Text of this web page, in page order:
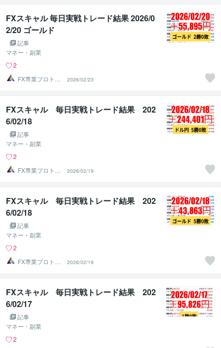
FXスキャル 毎日実戦トレード結果 2026/0
2/20 ゴールド
記事
マネー・副業
2
FX専業プロトレ
ーダーのAチーム
2026/02/23
FXスキャル 毎日実戦トレード結果 202
6/02/18
記事
マネー・副業
2
FX専業プロトレ
ーダーのAチーム
2026/02/19
FXスキャル 毎日実戦トレード結果 202
6/02/18
記事
マネー・副業
2
FX専業プロトレ
ーダーのAチーム
2026/02/19
FXスキャル 毎日実戦トレード結果 202
6/02/17
記事
マネー・副業
2